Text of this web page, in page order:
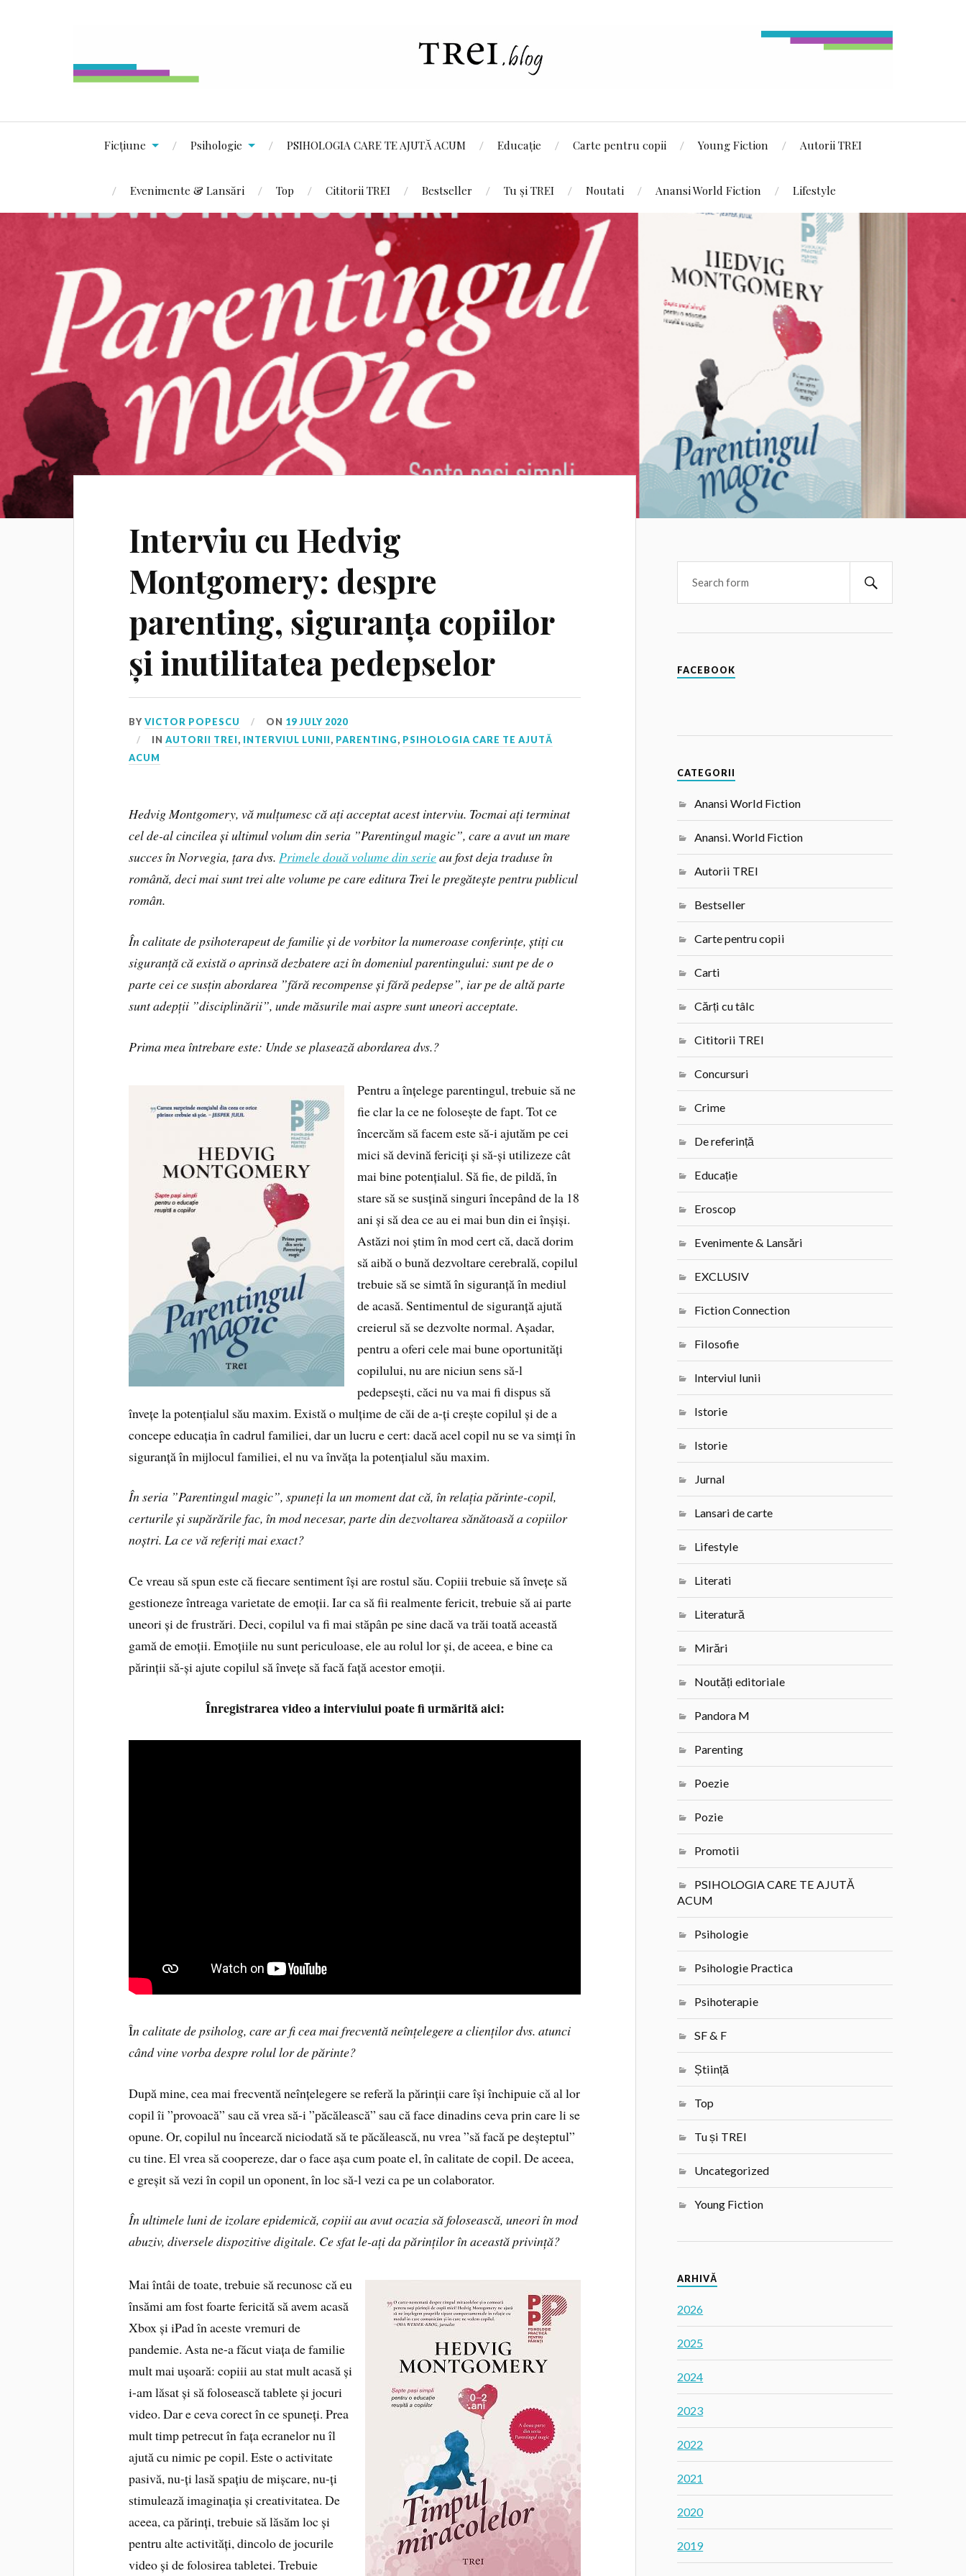
Ficțiune Psihologie PSIHOLOGIA CARE TE AJUTĂ ACUM Educație Carte pentru copii Young Fiction Autorii TREI
Evenimente & Lansări Top Cititorii TREI Bestseller Tu și TREI Noutati Anansi World Fiction Lifestyle
Interviu cu Hedvig
Montgomery: despre
parenting, siguranța copiilor
și inutilitatea pedepselor
BYVICTOR POPESCU ON 19 JULY 2020
INAUTORII TREI, INTERVIUL LUNII, PARENTING, PSIHOLOGIA CARE TE AJUTĂ
ACUM
Hedvig Montgomery, vă mulțumesc că ați acceptat acest interviu. Tocmai ați terminat
cel de-al cincilea și ultimul volum din seria ”Parentingul magic”, care a avut un mare
succes în Norvegia, țara dvs.Primele două volume din serieau fost deja traduse în
română, deci mai sunt trei alte volume pe care editura Trei le pregătește pentru publicul
român.
În calitate de psihoterapeut de familie și de vorbitor la numeroase conferințe, știți cu
siguranță că există o aprinsă dezbatere azi în domeniul parentingului: sunt pe de o
parte cei ce susțin abordarea ”fără recompense și fără pedepse”, iar pe de altă parte
sunt adepții ”disciplinării”, unde măsurile mai aspre sunt uneori acceptate.
Prima mea întrebare este: Unde se plasează abordarea dvs.?
Pentru a înțelege parentingul, trebuie să ne
fie clar la ce ne folosește de fapt. Tot ce
încercăm să facem este să-i ajutăm pe cei
mici să devină fericiți și să-și utilizeze cât
mai bine potențialul. Să fie, de pildă, în
stare să se susțină singuri începând de la 18
ani și să dea ce au ei mai bun din ei înșiși.
Astăzi noi știm în mod cert că, dacă dorim
să aibă o bună dezvoltare cerebrală, copilul
trebuie să se simtă în siguranță în mediul
de acasă. Sentimentul de siguranță ajută
creierul să se dezvolte normal. Așadar,
pentru a oferi cele mai bune oportunități
copilului, nu are niciun sens să-l
pedepsești, căci nu va mai fi dispus să
învețe la potențialul său maxim. Există o mulțime de căi de a-ți crește copilul și de a
concepe educația în cadrul familiei, dar un lucru e cert: dacă acel copil nu se va simți în
siguranță în mijlocul familiei, el nu va învăța la potențialul său maxim.
În seria ”Parentingul magic”, spuneți la un moment dat că, în relația părinte-copil,
certurile și supărările fac, în mod necesar, parte din dezvoltarea sănătoasă a copiilor
noștri. La ce vă referiți mai exact?
Ce vreau să spun este că fiecare sentiment își are rostul său. Copiii trebuie să învețe să
gestioneze întreaga varietate de emoții. Iar ca să fii realmente fericit, trebuie să ai parte
uneori și de frustrări. Deci, copilul va fi mai stăpân pe sine dacă va trăi toată această
gamă de emoții. Emoțiile nu sunt periculoase, ele au rolul lor și, de aceea, e bine ca
părinții să-și ajute copilul să învețe să facă față acestor emoții.
Înregistrarea video a interviului poate fi urmărită aici:
În calitate de psiholog, care ar fi cea mai frecventă neînțelegere a clienților dvs. atunci
când vine vorba despre rolul lor de părinte?
După mine, cea mai frecventă neînțelegere se referă la părinții care își închipuie că al lor
copil îi ”provoacă” sau că vrea să-i ”păcălească” sau că face dinadins ceva prin care li se
opune. Or, copilul nu încearcă niciodată să te păcălească, nu vrea ”să facă pe deșteptul”
cu tine. El vrea să coopereze, dar o face așa cum poate el, în calitate de copil. De aceea,
e greșit să vezi în copil un oponent, în loc să-l vezi ca pe un colaborator.
În ultimele luni de izolare epidemică, copiii au avut ocazia să folosească, uneori în mod
abuziv, diversele dispozitive digitale. Ce sfat le-ați da părinților în această privință?
Mai întâi de toate, trebuie să recunosc că eu
însămi am fost foarte fericită să avem acasă
Xbox și iPad în aceste vremuri de
pandemie. Asta ne-a făcut viața de familie
mult mai ușoară: copiii au stat mult acasă și
i-am lăsat și să folosească tablete și jocuri
video. Dar e ceva corect în ce spuneți. Prea
mult timp petrecut în fața ecranelor nu îl
ajută cu nimic pe copil. Este o activitate
pasivă, nu-ți lasă spațiu de mișcare, nu-ți
stimulează imaginația și creativitatea. De
aceea, ca părinți, trebuie să lăsăm loc și
pentru alte activități, dincolo de jocurile
video și de folosirea tabletei. Trebuie
FACEBOOK
CATEGORII
Anansi World Fiction
Anansi. World Fiction
Autorii TREI
Bestseller
Carte pentru copii
Carti
Cărți cu tâlc
Cititorii TREI
Concursuri
Crime
De referință
Educație
Eroscop
Evenimente & Lansări
EXCLUSIV
Fiction Connection
Filosofie
Interviul lunii
Istorie
Istorie
Jurnal
Lansari de carte
Lifestyle
Literati
Literatură
Mirări
Noutăți editoriale
Pandora M
Parenting
Poezie
Pozie
Promotii
PSIHOLOGIA CARE TE AJUTĂ
ACUM
Psihologie
Psihologie Practica
Psihoterapie
SF & F
Știință
Top
Tu și TREI
Uncategorized
Young Fiction
ARHIVĂ
2026
2025
2024
2023
2022
2021
2020
2019